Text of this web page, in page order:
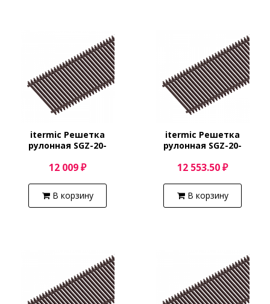
itermic Решетка
рулонная SGZ-20-
12 009 ₽
В корзину
itermic Решетка
рулонная SGZ-20-
12 553.50 ₽
В корзину